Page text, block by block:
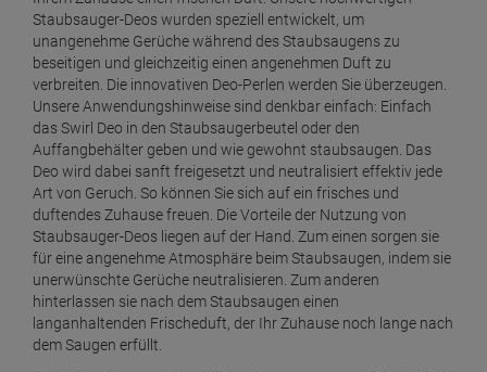
Staubsauger-Deos wurden speziell entwickelt, um
unangenehme Gerüche während des Staubsaugens zu
beseitigen und gleichzeitig einen angenehmen Duft zu
verbreiten. Die innovativen Deo-Perlen werden Sie überzeugen.
Unsere Anwendungshinweise sind denkbar einfach: Einfach
das Swirl Deo in den Staubsaugerbeutel oder den
Auffangbehälter geben und wie gewohnt staubsaugen. Das
Deo wird dabei sanft freigesetzt und neutralisiert effektiv jede
Art von Geruch. So können Sie sich auf ein frisches und
duftendes Zuhause freuen. Die Vorteile der Nutzung von
Staubsauger-Deos liegen auf der Hand. Zum einen sorgen sie
für eine angenehme Atmosphäre beim Staubsaugen, indem sie
unerwünschte Gerüche neutralisieren. Zum anderen
hinterlassen sie nach dem Staubsaugen einen
langanhaltenden Frischeduft, der Ihr Zuhause noch lange nach
dem Saugen erfüllt.